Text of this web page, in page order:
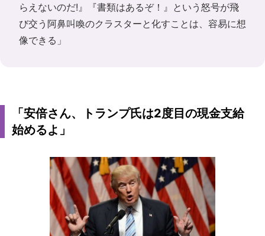
らえないのだ!』『書類はあるぞ！』という怒号が飛
び交う阿鼻叫喚のクラスターと化すことは、容易に想
像できる」
「安倍さん、トランプ氏は2度目の現金支給
始めるよ」